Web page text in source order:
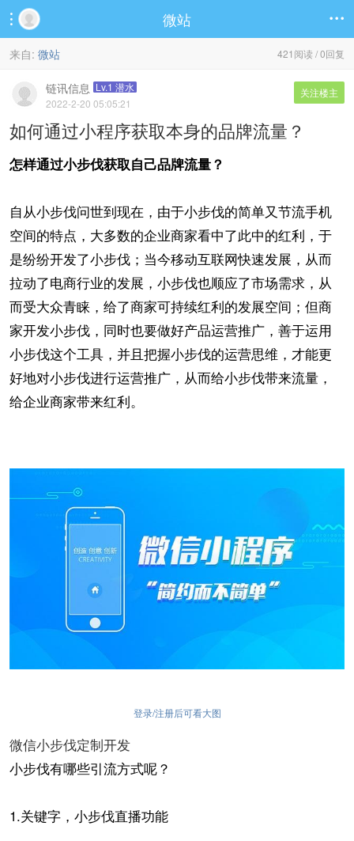
 微站 
421阅读 / 0回复
来自: 微站
关注楼主
链讯信息 Lv.1 潜水
2022-2-20 05:05:21
如何通过小程序获取本身的品牌流量？
怎样通过小步伐获取自己品牌流量？
自从小步伐问世到现在，由于小步伐的简单又节流手机
空间的特点，大多数的企业商家看中了此中的红利，于
是纷纷开发了小步伐；当今移动互联网快速发展，从而
拉动了电商行业的发展，小步伐也顺应了市场需求，从
而受大众青睐，给了商家可持续红利的发展空间；但商
家开发小步伐，同时也要做好产品运营推广，善于运用
小步伐这个工具，并且把握小步伐的运营思维，才能更
好地对小步伐进行运营推广，从而给小步伐带来流量，
给企业商家带来红利。
登录/注册后可看大图
微信小步伐定制开发
小步伐有哪些引流方式呢？
1.关键字，小步伐直播功能